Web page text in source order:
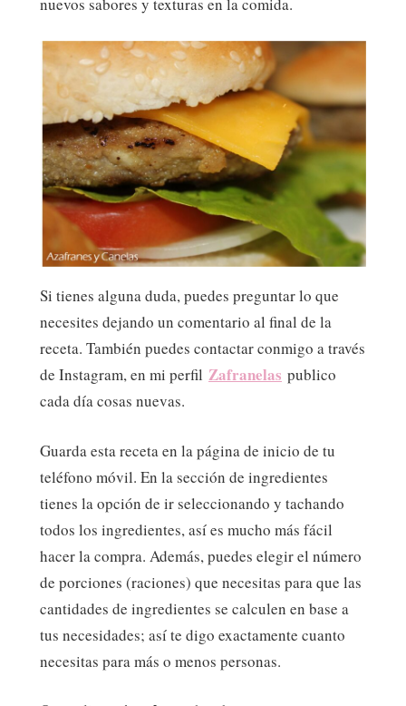
Si tienes alguna duda, puedes preguntar lo que
necesites dejando un comentario al final de la
receta. También puedes contactar conmigo a través
de Instagram, en mi perfil Zafranelas publico
cada día cosas nuevas.
Guarda esta receta en la página de inicio de tu
teléfono móvil. En la sección de ingredientes
tienes la opción de ir seleccionando y tachando
todos los ingredientes, así es mucho más fácil
hacer la compra. Además, puedes elegir el número
de porciones (raciones) que necesitas para que las
cantidades de ingredientes se calculen en base a
tus necesidades; así te digo exactamente cuanto
necesitas para más o menos personas.